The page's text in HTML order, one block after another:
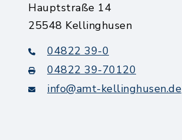
Hauptstraße 14
25548 Kellinghusen
04822 39-0
04822 39-70120
info@amt-kellinghusen.de